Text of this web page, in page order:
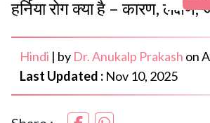
हर्निया रोग क्या है – कारण,
Hindi | by Dr. Anukalp Prakash on
Last Updated : Nov 10, 2025